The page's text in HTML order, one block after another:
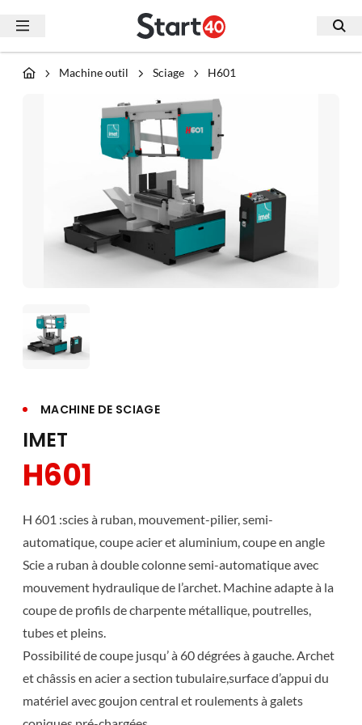
Machine outil Sciage H601
MACHINE DE SCIAGE
IMET
H601
H 601 :scies à ruban, mouvement-pilier, semi-
automatique, coupe acier et aluminium, coupe en angle
Scie a ruban à double colonne semi-automatique avec
mouvement hydraulique de l’archet. Machine adapte à la
coupe de profils de charpente métallique, poutrelles,
tubes et pleins.
Possibilité de coupe jusqu’ à 60 dégrées à gauche. Archet
et châssis en acier a section tubulaire,surface d’appui du
matériel avec goujon central et roulements à galets